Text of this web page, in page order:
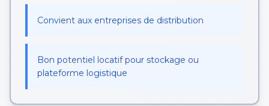
Convient aux entreprises de distribution
Bon potentiel locatif pour stockage ou
plateforme logistique